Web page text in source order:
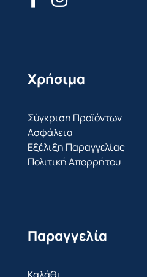
Χρήσιμα
Σύγκριση Προϊόντων
Ασφάλεια
Εξέλιξη Παραγγελίας
Πολιτική Απορρήτου
Παραγγελία